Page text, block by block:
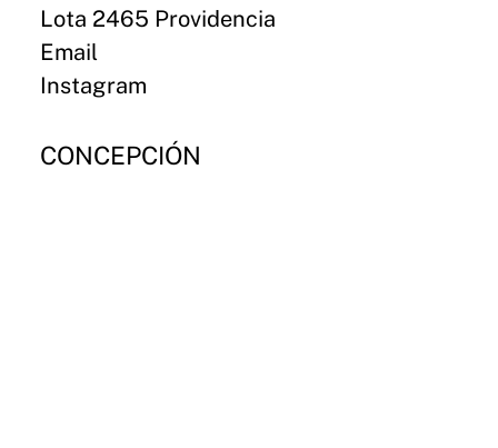
Lota 2465 Providencia
Email
Instagram
CONCEPCIÓN